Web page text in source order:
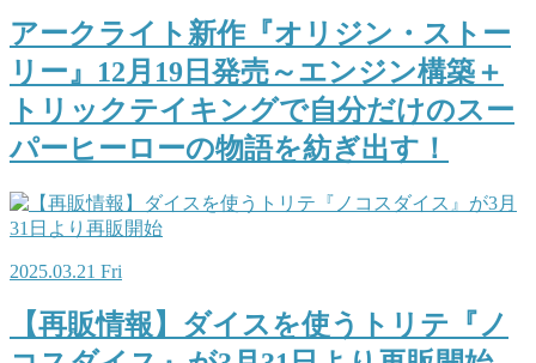
アークライト新作『オリジン・ストー
リー』12月19日発売～エンジン構築＋
トリックテイキングで自分だけのスー
パーヒーローの物語を紡ぎ出す！
2025.03.21 Fri
【再販情報】ダイスを使うトリテ『ノ